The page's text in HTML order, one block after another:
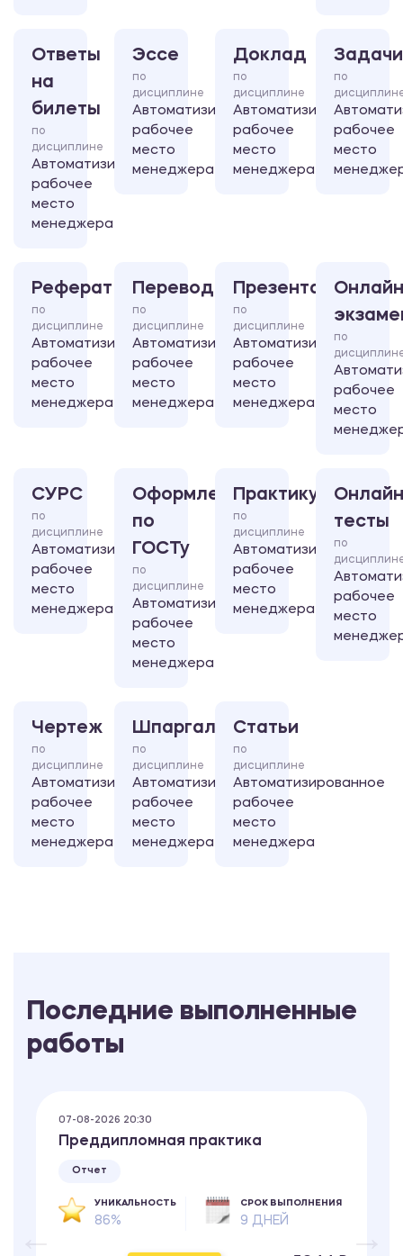
Ответы
на
билеты
по
дисциплине
Автоматизированное
рабочее
место
менеджера
Эссе
по
дисциплине
Автоматизированное
рабочее
место
менеджера
Доклад
по
дисциплине
Автоматизированное
рабочее
место
менеджера
Задачи
по
рабочее
место
Реферат
по
дисциплине
Автоматизированное
рабочее
место
менеджера
Перевод
по
дисциплине
Автоматизированное
рабочее
место
менеджера
Презентация
по
дисциплине
Автоматизированное
рабочее
место
менеджера
по
рабочее
место
СУРС
по
дисциплине
Автоматизированное
рабочее
место
менеджера
Оформление
по
ГОСТу
по
дисциплине
Автоматизированное
рабочее
место
менеджера
Практикум
по
дисциплине
Автоматизированное
рабочее
место
менеджера
тесты
по
рабочее
место
Чертеж
по
дисциплине
Автоматизированное
рабочее
место
менеджера
Шпаргалка
по
дисциплине
Автоматизированное
рабочее
место
менеджера
Статьи
по
дисциплине
Автоматизированное
рабочее
место
менеджера
Последние выполненные
работы
07-08-2026 20:30
Преддипломная практика
Отчет
УНИКАЛЬНОСТЬ
86%
СРОК ВЫПОЛНЕНИЯ
9 ДНЕЙ